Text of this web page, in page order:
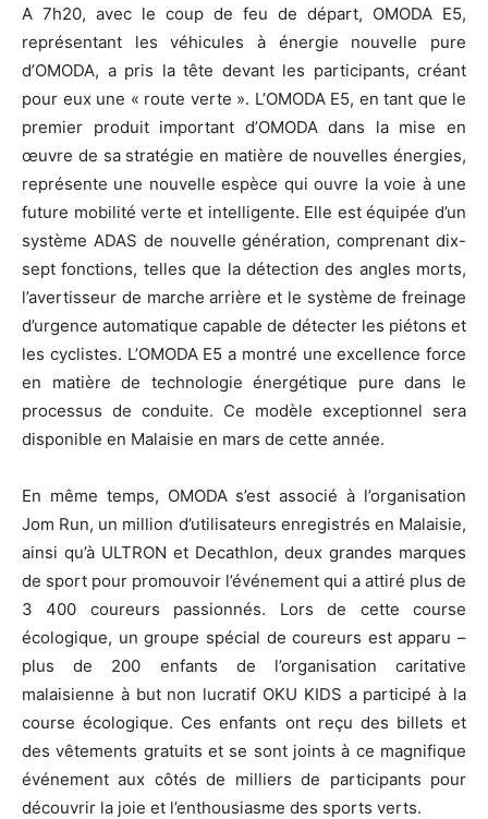
A 7h20, avec le coup de feu de départ, OMODA E5,
représentant les véhicules à énergie nouvelle pure
d’OMODA, a pris la tête devant les participants, créant
pour eux une « route verte ». L’OMODA E5, en tant que le
premier produit important d’OMODA dans la mise en
œuvre de sa stratégie en matière de nouvelles énergies,
représente une nouvelle espèce qui ouvre la voie à une
future mobilité verte et intelligente. Elle est équipée d’un
système ADAS de nouvelle génération, comprenant dix-
sept fonctions, telles que la détection des angles morts,
l’avertisseur de marche arrière et le système de freinage
d’urgence automatique capable de détecter les piétons et
les cyclistes. L’OMODA E5 a montré une excellence force
en matière de technologie énergétique pure dans le
processus de conduite. Ce modèle exceptionnel sera
disponible en Malaisie en mars de cette année.
En même temps, OMODA s’est associé à l’organisation
Jom Run, un million d’utilisateurs enregistrés en Malaisie,
ainsi qu’à ULTRON et Decathlon, deux grandes marques
de sport pour promouvoir l’événement qui a attiré plus de
3 400 coureurs passionnés. Lors de cette course
écologique, un groupe spécial de coureurs est apparu –
plus de 200 enfants de l’organisation caritative
malaisienne à but non lucratif OKU KIDS a participé à la
course écologique. Ces enfants ont reçu des billets et
des vêtements gratuits et se sont joints à ce magnifique
événement aux côtés de milliers de participants pour
découvrir la joie et l’enthousiasme des sports verts.